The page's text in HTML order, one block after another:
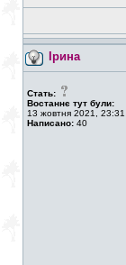
Ірина
Стать:
Востаннє тут були:
13 жовтня 2021, 23:31
Написано: 40